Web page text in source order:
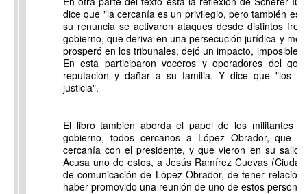
dice que "la cercanía es un privilegio, pero también es
su renuncia se activaron ataques desde distintos
gobierno, que deriva en una persecución jurídica y
prosperó en los tribunales, dejó un impacto, imposible
En esta participaron voceros y operadores del
reputación y dañar a su familia. Y dice que "los
justicia".
El libro también aborda el papel de los militantes
gobierno, todos cercanos a López Obrador, que
cercanía con el presidente, y que vieron en su
Acusa uno de estos, a Jesús Ramírez Cuevas
de comunicación de López Obrador, de tener
haber promovido una reunión de uno de estos